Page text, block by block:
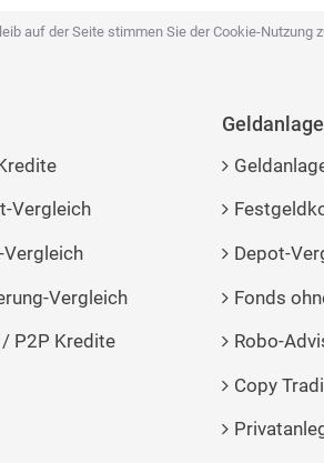
auf der Seite stimmen Sie der Cookie-Nutzung
Vergleich
Vergleich
P2P Kredite
Geldanlage
Depot-
Fonds
Robo-
Copy